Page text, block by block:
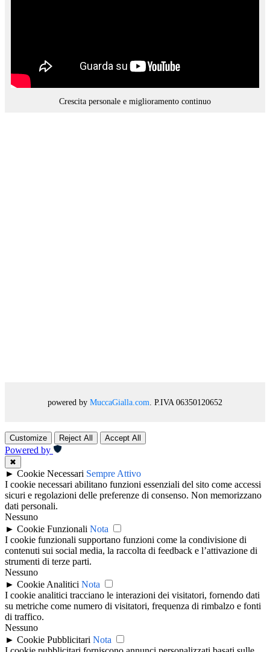
Crescita personale e miglioramento continuo
powered by MuccaGialla.com . P.IVA 06350120652
Customize Reject All Accept All
Powered by
✖
► Cookie Necessari Sempre Attivo
I cookie necessari abilitano funzioni essenziali del sito come accessi
sicuri e regolazioni delle preferenze di consenso. Non memorizzano
dati personali.
Nessuno
► Cookie Funzionali Nota
I cookie funzionali supportano funzioni come la condivisione di
contenuti sui social media, la raccolta di feedback e l’attivazione di
strumenti di terze parti.
Nessuno
► Cookie Analitici Nota
I cookie analitici tracciano le interazioni dei visitatori, fornendo dati
su metriche come numero di visitatori, frequenza di rimbalzo e fonti
di traffico.
Nessuno
► Cookie Pubblicitari Nota